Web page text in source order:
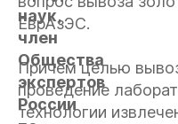
ЕврАзЭС.
Причем целью
проведение
технологии